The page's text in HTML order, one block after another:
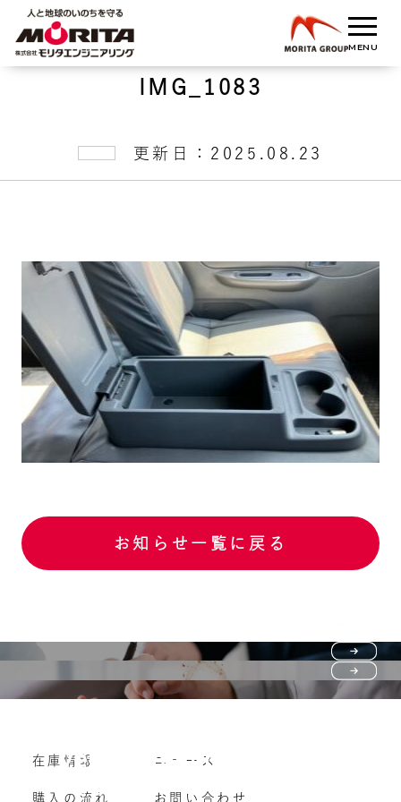
IMG_1083
更新日：2025.08.23
お知らせ一覧に戻る
購入の流れ
よくいただくご質問
Vehicle purchase
車両買い取り
在庫情報
購入の流れ
ニュース
お問い合わせ